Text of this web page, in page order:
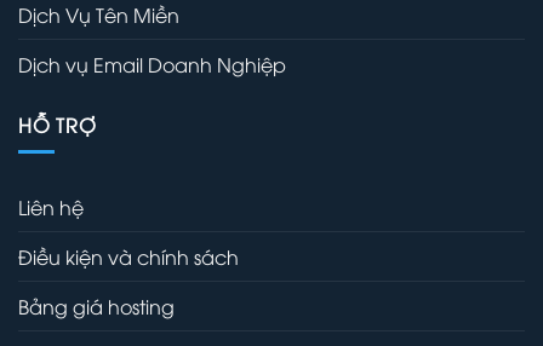
Dịch Vụ Tên Miền
Dịch vụ Email Doanh Nghiệp
HỖ TRỢ
Liên hệ
Điều kiện và chính sách
Bảng giá hosting